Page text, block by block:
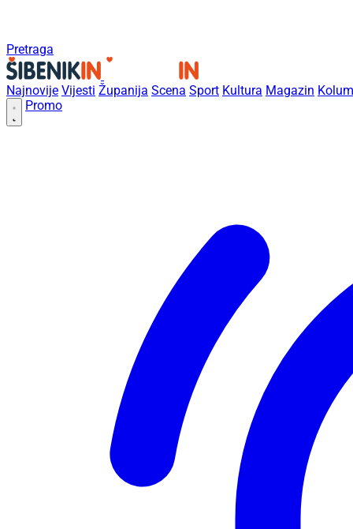
Pretraga
Najnovije Vijesti Županija Scena Sport Kultura Magazin
Promo